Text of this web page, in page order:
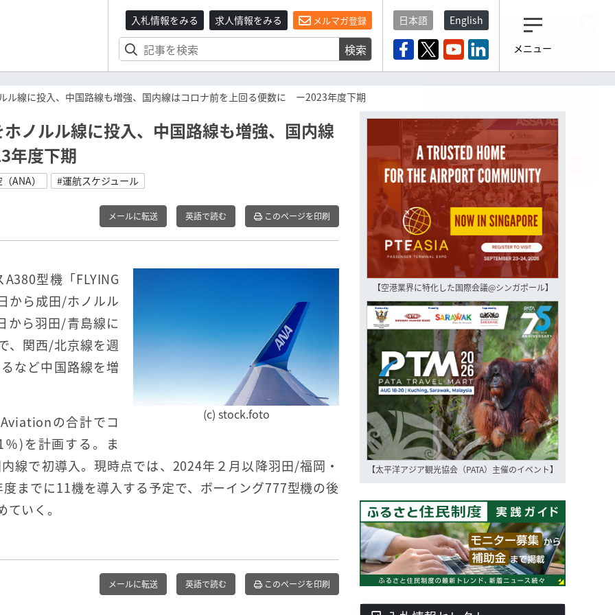
入札情報をみる 求人情報をみる メルマガ登録
検索
日本語 English
メニュー
ル線に投入、中国路線も増強、国内線はコロナ前を上回る便数に ー2023年度下期
ノルル線に投入、中国路線も増強、国内線
年度下期
ANA） #運航スケジュール
メールに転送 英語で読む このページを印刷
(c) stock.foto
型機「FLYING
から成田/ホノルル
から羽田/青島線に
、関西/北京線を週
など中国路線を増
の合計でコ
)を計画する。ま
線で初導入。現時点では、2024年２月以降羽田/福岡・
までに11機を導入する予定で、ボーイング777型機の後
いく。
メールに転送 英語で読む このページを印刷
【空港業界に特化した国際会議@シンガポール】
【太平洋アジア観光協会（PATA）主催のイベント】
観光産業ニュース「トラベ
登録済みですよね？
もし未だ登録していないなら…
いますぐ登録する